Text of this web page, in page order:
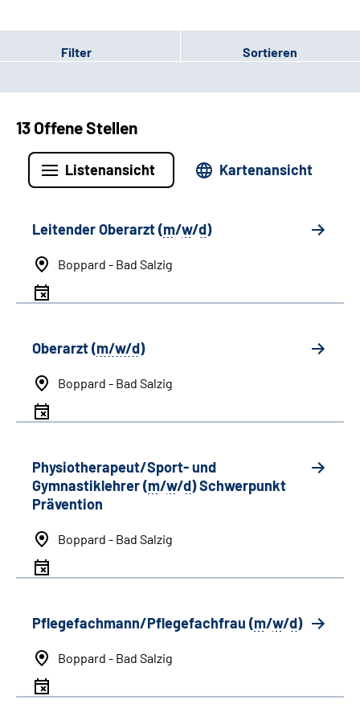
Filter Sortieren
13 Offene Stellen
Listenansicht Kartenansicht
Leitender Oberarzt (m/w/d)
Boppard - Bad Salzig
Oberarzt (m/w/d)
Boppard - Bad Salzig
Physiotherapeut/Sport- und
Gymnastiklehrer (m/w/d) Schwerpunkt
Prävention
Boppard - Bad Salzig
Pflegefachmann/Pflegefachfrau (m/w/d)
Boppard - Bad Salzig